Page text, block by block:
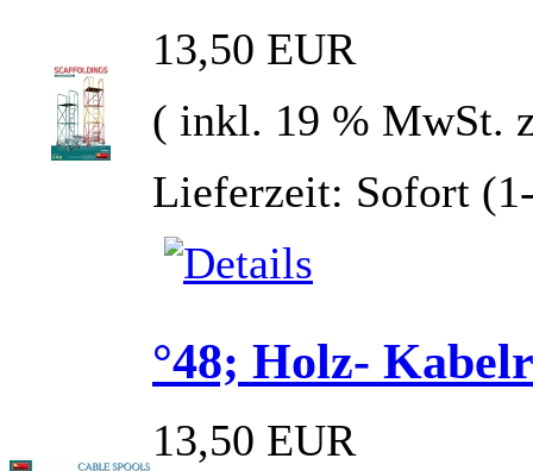
13,50 EUR
( inkl. 19 % MwSt.
Lieferzeit: Sofort
°48; Holz-
13,50 EUR